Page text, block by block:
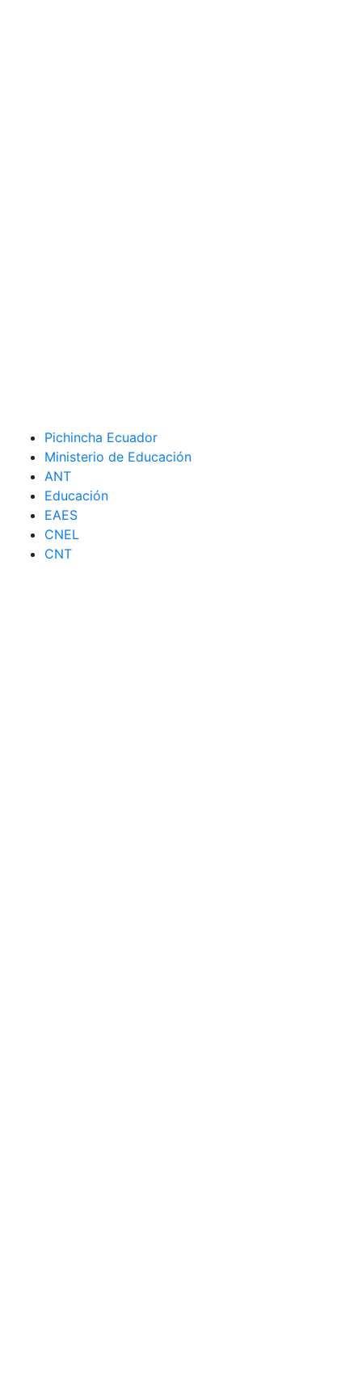
Pichincha Ecuador
Ministerio de Educación
ANT
Educación
EAES
CNEL
CNT